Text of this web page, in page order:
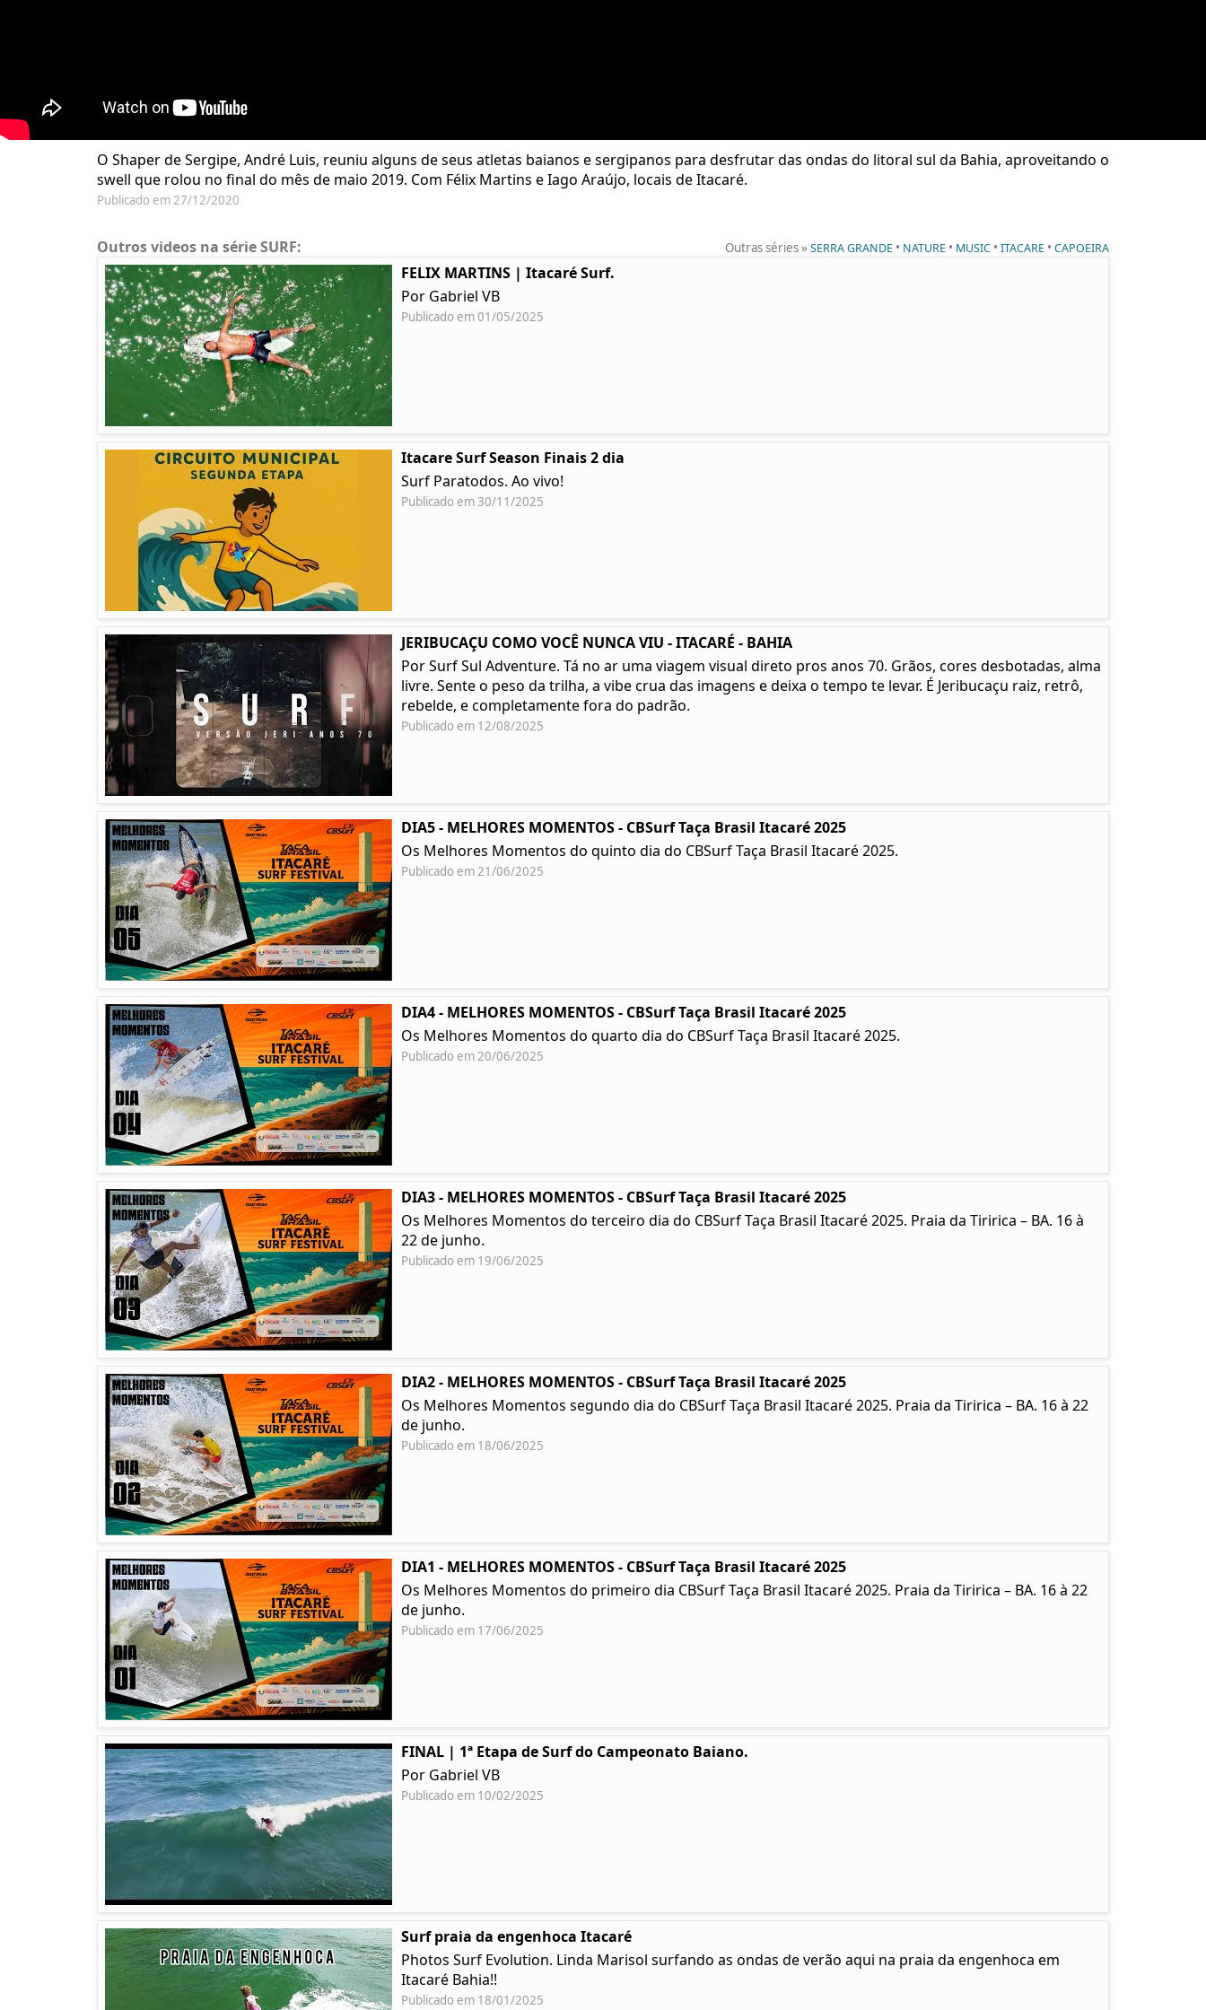
O Shaper de Sergipe, André Luis, reuniu alguns de seus atletas baianos e sergipanos para desfrutar das ondas do litoral sul da Bahia, aproveitando o
swell que rolou no final do mês de maio 2019. Com Félix Martins e Iago Araújo, locais de Itacaré.
Publicado em 27/12/2020
Outras séries »SERRA GRANDE • NATURE • MUSIC •ITACARE •CAPOEIRA
Outros videos na série SURF:
FELIX MARTINS | Itacaré Surf.
Por Gabriel VB
Publicado em 01/05/2025
Itacare Surf Season Finais 2 dia
Surf Paratodos. Ao vivo!
Publicado em 30/11/2025
JERIBUCAÇU COMO VOCÊ NUNCA VIU - ITACARÉ - BAHIA
Por Surf Sul Adventure. Tá no ar uma viagem visual direto pros anos 70. Grãos, cores desbotadas, alma
livre. Sente o peso da trilha, a vibe crua das imagens e deixa o tempo te levar. É Jeribucaçu raiz, retrô,
rebelde, e completamente fora do padrão.
Publicado em 12/08/2025
DIA5 - MELHORES MOMENTOS - CBSurf Taça Brasil Itacaré 2025
Os Melhores Momentos do quinto dia do CBSurf Taça Brasil Itacaré 2025.
Publicado em 21/06/2025
DIA4 - MELHORES MOMENTOS - CBSurf Taça Brasil Itacaré 2025
Os Melhores Momentos do quarto dia do CBSurf Taça Brasil Itacaré 2025.
Publicado em 20/06/2025
DIA3 - MELHORES MOMENTOS - CBSurf Taça Brasil Itacaré 2025
Os Melhores Momentos do terceiro dia do CBSurf Taça Brasil Itacaré 2025. Praia da Tiririca – BA. 16 à
22 de junho.
Publicado em 19/06/2025
DIA2 - MELHORES MOMENTOS - CBSurf Taça Brasil Itacaré 2025
Os Melhores Momentos segundo dia do CBSurf Taça Brasil Itacaré 2025. Praia da Tiririca – BA. 16 à 22
de junho.
Publicado em 18/06/2025
DIA1 - MELHORES MOMENTOS - CBSurf Taça Brasil Itacaré 2025
Os Melhores Momentos do primeiro dia CBSurf Taça Brasil Itacaré 2025. Praia da Tiririca – BA. 16 à 22
de junho.
Publicado em 17/06/2025
FINAL | 1ª Etapa de Surf do Campeonato Baiano.
Por Gabriel VB
Publicado em 10/02/2025
Surf praia da engenhoca Itacaré
Photos Surf Evolution. Linda Marisol surfando as ondas de verão aqui na praia da engenhoca em
Itacaré Bahia!!
Publicado em 18/01/2025